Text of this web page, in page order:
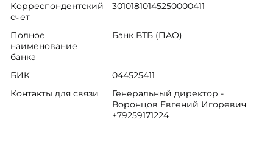
Корреспондентский
счет
30101810145250000411
Полное
наименование
банка
Банк ВТБ (ПАО)
БИК
044525411
Контакты для связи
Генеральный директор -
Воронцов Евгений Игоревич
+79259171224